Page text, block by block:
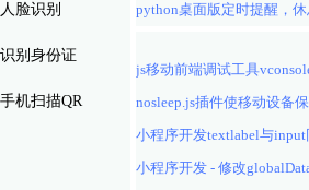
人脸识别
识别身份证
手机扫描QR
python桌面版定时提醒，
js移动前端调试工具
nosleep.js插件使移动设备
小程序开发textlabel与
小程序开发 - 修改